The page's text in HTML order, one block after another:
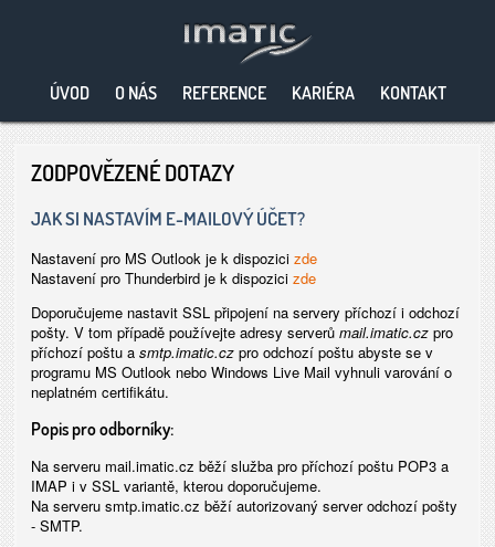
ÚVOD O NÁS REFERENCE KARIÉRA KONTAKT
ZODPOVĚZENÉ DOTAZY
JAK SI NASTAVÍM E-MAILOVÝ ÚČET?
Nastavení pro MS Outlook je k dispozici zde
Nastavení pro Thunderbird je k dispozici zde
Doporučujeme nastavit SSL připojení na servery příchozí i odchozí
pošty. V tom případě používejte adresy serverů mail.imatic.cz pro
příchozí poštu a smtp.imatic.cz pro odchozí poštu abyste se v
programu MS Outlook nebo Windows Live Mail vyhnuli varování o
neplatném certifikátu.
Popis pro odborníky:
Na serveru mail.imatic.cz běží služba pro příchozí poštu POP3 a
IMAP i v SSL variantě, kterou doporučujeme.
Na serveru smtp.imatic.cz běží autorizovaný server odchozí pošty
- SMTP.